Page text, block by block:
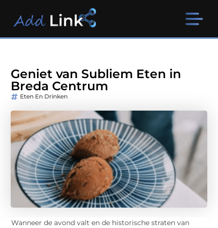
Geniet van Subliem Eten in
Breda Centrum
Eten En Drinken
Wanneer de avond valt en de historische straten van